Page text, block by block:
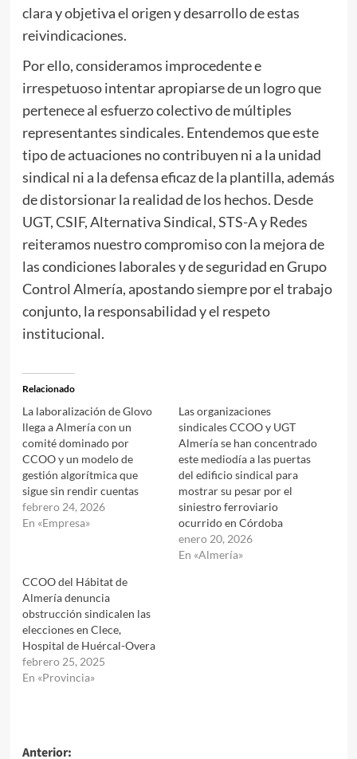
clara y objetiva el origen y desarrollo de estas
reivindicaciones.
Por ello, consideramos improcedente e
irrespetuoso intentar apropiarse de un logro que
pertenece al esfuerzo colectivo de múltiples
representantes sindicales. Entendemos que este
tipo de actuaciones no contribuyen ni a la unidad
sindical ni a la defensa eficaz de la plantilla, además
de distorsionar la realidad de los hechos. Desde
UGT, CSIF, Alternativa Sindical, STS-A y Redes
reiteramos nuestro compromiso con la mejora de
las condiciones laborales y de seguridad en Grupo
Control Almería, apostando siempre por el trabajo
conjunto, la responsabilidad y el respeto
institucional.
Relacionado
La laboralización de Glovo
llega a Almería con un
comité dominado por
CCOO y un modelo de
gestión algorítmica que
sigue sin rendir cuentas
febrero 24, 2026
En «Empresa»
Las organizaciones
sindicales CCOO y UGT
Almería se han concentrado
este mediodía a las puertas
del edificio sindical para
mostrar su pesar por el
siniestro ferroviario
ocurrido en Córdoba
enero 20, 2026
En «Almería»
CCOO del Hábitat de
Almería denuncia
obstrucción sindicalen las
elecciones en Clece,
Hospital de Huércal-Overa
febrero 25, 2025
En «Provincia»
Anterior: